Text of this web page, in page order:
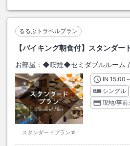
るるぶトラベルプラン
【バイキング朝食付】スタンダー
お部屋： ◆喫煙◆セミダブルルーム /
スタンダードプラン☆
INチェッ
15:00
シングル
現地/事前